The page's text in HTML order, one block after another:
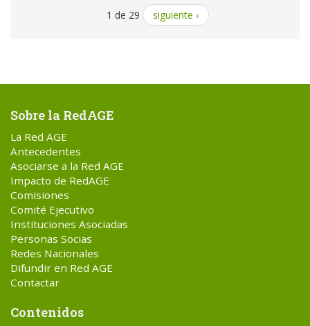
1 de 29 siguiente ›
Sobre la RedAGE
La Red AGE
Antecedentes
Asociarse a la Red AGE
Impacto de RedAGE
Comisiones
Comité Ejecutivo
Instituciones Asociadas
Personas Socias
Redes Nacionales
Difundir en Red AGE
Contactar
Contenidos